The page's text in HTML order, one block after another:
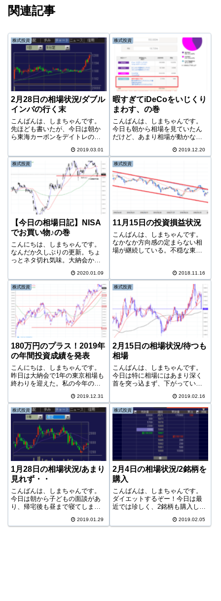
関連記事
株式投資
2月28日の相場状況/ダブル
インバの行く末
こんばんは、しまちゃんです。
先ほども書いたが、今日は朝か
ら東海カーボンをデイトレのつ
ぐに損切りする羽目になった。
今日の相場日経平均今日はだい
ぶ下げた日経だが、また何とな
く明日は上げそうな雰囲気が漂
っている。ダウも...
2019.03.01
株式投資
暇すぎてiDeCoをいじくり
まわす、の巻
こんばんは、しまちゃんです。
今日も朝から相場を見ていたん
だけど、あまり相場が動かない
と売っているサンワテクノスの
状況がそこまで悪くならなさそ
うなのとで暇になり、iDeCoの中
身を見直すことにした。相場の
様子これは...
2019.12.20
株式投資
【今日の相場日記】NISA
でお買い物♪の巻
こんにちは、しまちゃんです。
なんだか久しぶりの更新。ちょ
っとネタ切れ気味。大納会から
くほど凝視しているわけだけ
ど、相場はここまで日ごとの乱
高下を繰り返している。もちろ
ん原因はアメリカとイランのい
ざこざ。「遠くの戦...
2020.01.09
株式投資
11月15日の投資損益状況
こんばんは、しまちゃんです。
なかなか方向感の定まらない相
場が継続している。不穏な東京
ていこう。-29,102円今日は持ち
株の中では6674ジーエスユアサ
以外は微減。投資信託も含めた
全体...
2018.11.16
株式投資
180万円のプラス！2019年
の年間投資成績を発表
こんにちは、しまちゃんです。
昨日は大納会で1年の東京相場も
終わりを迎えた。私の今年の相
日は私の年間の投資成績を発表
します。なお今年は、投資に関
して私はほぼ「何もしていな
い」。私の勤務する会社が繁忙
期に入る3月ころ...
2019.12.31
株式投資
2月15日の相場状況/待つも
相場
こんばんは、しまちゃんです。
今日は特に相場にはあまり深く
首を突っ込まず、下がっている
け。今日の相場日経平均正直最
近の日経は良く読めない。大き
く上げたと思えば今日みたいに
200円以上の下げを見せたりす
る。直近のターゲ...
2019.02.16
株式投資
1月28日の相場状況/あまり
見れず・・
こんばんは、しまちゃんです。
今日は朝から子どもの面談があ
り、帰宅後も昼まで寝てしまっ
とができなかった。なので、実
2019.01.29
株式投資
2月4日の相場状況/2銘柄を
購入
こんばんは、しまちゃんです。
ダイエットするぞー！今日は最
近では珍しく、2銘柄も購入し
日経は続伸であった。いよいよ
2019.02.05